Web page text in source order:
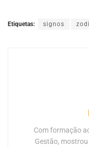
Etiquetas: signos
Com formação
Gestão,